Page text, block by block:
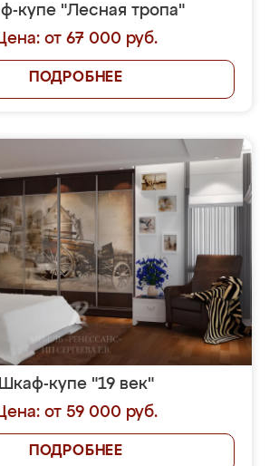
купе "Лесная тропа"
от 67 000 руб.
ПОДРОБНЕЕ
Шкаф-купе "19 век"
от 59 000 руб.
ПОДРОБНЕЕ